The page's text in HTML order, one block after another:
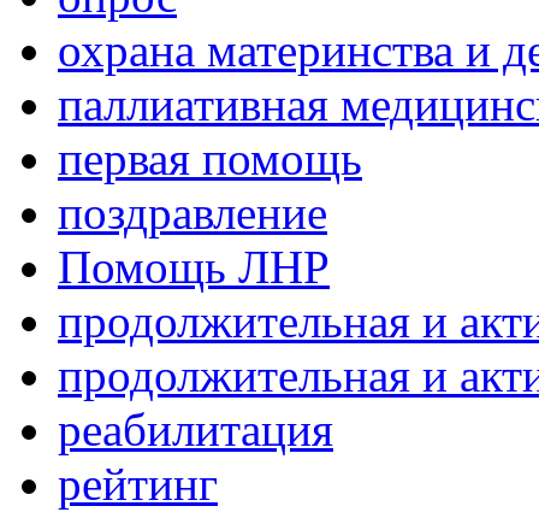
охрана материнства и
паллиативная
первая помощь
поздравление
Помощь ЛНР
продолжительная и
продолжительная и
реабилитация
рейтинг